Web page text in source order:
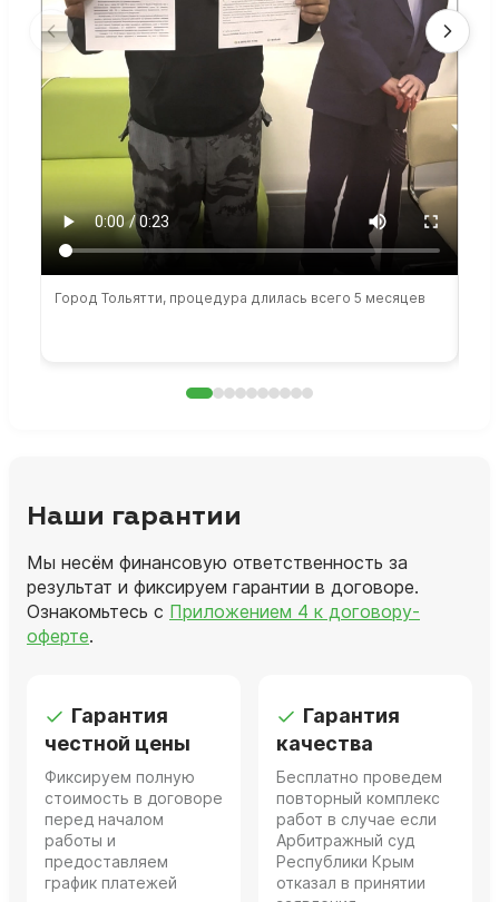
Город Тольятти, процедура длилась всего 5 месяцев
Наши гарантии
Мы несём финансовую ответственность за
результат и фиксируем гарантии в договоре.
Ознакомьтесь с Приложением 4 к договору-
оферте.
Гарантия
честной цены
Фиксируем полную
стоимость в договоре
перед началом
работы и
предоставляем
график платежей
Гарантия
качества
Бесплатно проведем
повторный комплекс
работ в случае если
Арбитражный суд
Республики Крым
отказал в принятии